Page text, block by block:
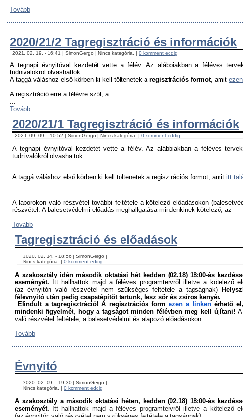
...
Tovább
2020/21/2 Tagregisztráció és információk
2021. 02. 19. - 16:41 | SimonGergo | Nincs kategória. | 0 komment eddig
A tegnapi évnyitóval kezdetét vette a félév. Az alábbiakban a féléves
tudnivalókról olvashattok.
A taggá váláshoz első körben ki kell töltenetek a regisztrációs formot, amit
A regisztráció erre a félévre szól, a
...
Tovább
2020/21/1 Tagregisztráció és információk
2020. 09. 09. - 10:52 | SimonGergo | Nincs kategória. | 0 komment eddig
A tegnapi évnyitóval kezdetét vette a félév. Az alábbiakban a féléves
tudnivalókról olvashattok.
A taggá váláshoz első körben ki kell töltenetek a regisztrációs formot, amit itt
A laborokon való részvétel további feltétele a kötelező előadásokon
részvétel. A balesetvédelmi előadás meghallgatása mindenkinek kötelező, az ﻿
Tovább
Tagregisztráció és előadások
    Nincs kategória. |
0 komment eddig
A szakosztály idén második oktatási hét kedden (02.18) 18:00-ás
eseményét. Itt hallhattok majd a féléves programtervről illetve a kötelező
(az évnyitón való részvétel nem szükséges feltétele a tagságnak)
félévnyitó után pedig csapatépítőt tartunk, lesz sör és zsíros kenyér.
Elindult a tagregisztráció! A regisztrációs form ezen a linken érhető
mindenki figyelmét, hogy a tagságot minden félévben meg kell újítani! A
való részvétel feltétele, a balesetvédelmi és alapozó előadásokon ﻿
Tovább
Évnyitó
    Nincs kategória. |
0 komment eddig
A szakosztály a második oktatási héten, kedden (02.18) 18:00-ás
eseményét. Itt hallhattok majd a féléves programtervről illetve a kötelező
(az évnyitón való részvétel nem szükséges feltétele a tagságnak)